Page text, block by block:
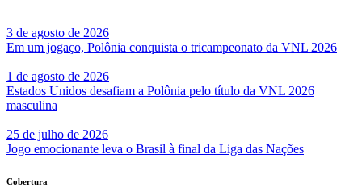
3 de agosto de 2026
Em um jogaço, Polônia conquista o tricampeonato da VNL 2026
1 de agosto de 2026
Estados Unidos desafiam a Polônia pelo título da VNL 2026
masculina
25 de julho de 2026
Jogo emocionante leva o Brasil à final da Liga das Nações
Cobertura